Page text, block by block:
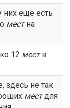
них еще есть
местна
12 меств
здесь не так
местдля